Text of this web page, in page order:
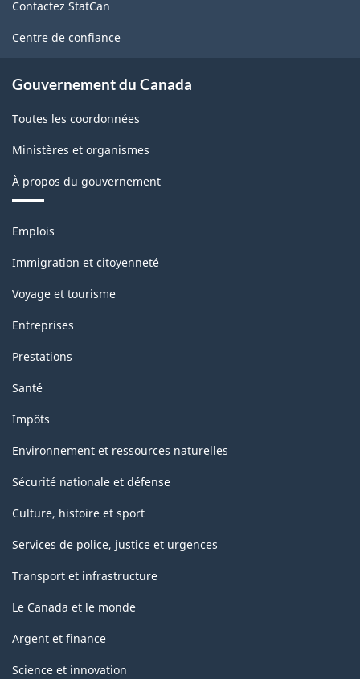
ce
site
Contactez StatCan
Centre de confiance
Gouvernement du Canada
Toutes les coordonnées
Ministères et organismes
À propos du gouvernement
Thèmes
sujets
Emplois
Immigration et citoyenneté
Voyage et tourisme
Entreprises
Prestations
Santé
Impôts
Environnement et ressources naturelles
Sécurité nationale et défense
Culture, histoire et sport
Services de police, justice et urgences
Transport et infrastructure
Le Canada et le monde
Argent et finance
Science et innovation